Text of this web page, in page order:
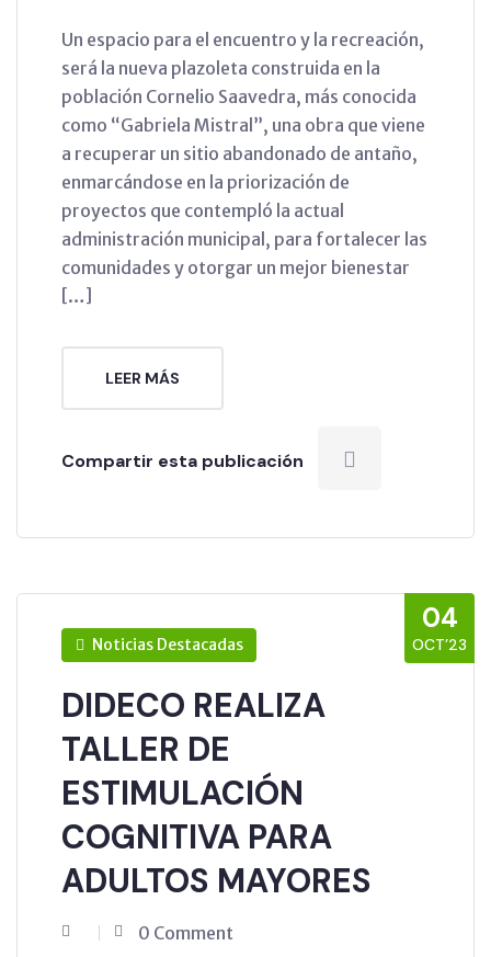
Un espacio para el encuentro y la recreación,
será la nueva plazoleta construida en la
población Cornelio Saavedra, más conocida
como “Gabriela Mistral”, una obra que viene
a recuperar un sitio abandonado de antaño,
enmarcándose en la priorización de
proyectos que contempló la actual
administración municipal, para fortalecer las
comunidades y otorgar un mejor bienestar
[…]
LEER MÁS
Compartir esta publicación
04
OCT’23
Noticias Destacadas
DIDECO REALIZA
TALLER DE
ESTIMULACIÓN
COGNITIVA PARA
ADULTOS MAYORES
0 Comment